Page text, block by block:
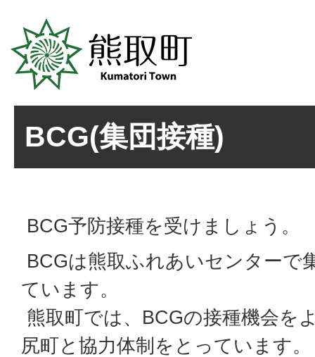
BCG(集団接種)
BCG予防接種を受けましょう。
BCGは熊取ふれあいセンターで
ています。
熊取町では、BCGの接種機会を
尻町と協力体制をとっています。